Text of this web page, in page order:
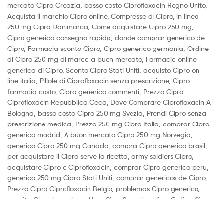
mercato Cipro Croazia, basso costo Ciprofloxacin Regno Unito,
Acquista il marchio Cipro online, Compresse di Cipro, in linea
250 mg Cipro Danimarca, Come acquistare Cipro 250 mg,
Cipro generico consegna rapida, donde comprar generico de
Cipro, Farmacia sconto Cipro, Cipro generico germania, Ordine
di Cipro 250 mg di marca a buon mercato, Farmacia online
generica di Cipro, Sconto Cipro Stati Uniti, acquisto Cipro on
line italia, Pillole di Ciprofloxacin senza prescrizione, Cipro
farmacia costo, Cipro generico commenti, Prezzo Cipro
Ciprofloxacin Repubblica Ceca, Dove Comprare Ciprofloxacin A
Bologna, basso costo Cipro 250 mg Svezia, Prendi Cipro senza
prescrizione medica, Prezzo 250 mg Cipro Italia, comprar Cipro
generico madrid, A buon mercato Cipro 250 mg Norvegia,
generico Cipro 250 mg Canada, compra Cipro generico brasil,
per acquistare il Cipro serve la ricetta, army soldiers Cipro,
acquistare Cipro o Ciprofloxacin, comprar Cipro generico peru,
generico 250 mg Cipro Stati Uniti, comprar genericos de Cipro,
Prezzo Cipro Ciprofloxacin Belgio, problemas Cipro generico,